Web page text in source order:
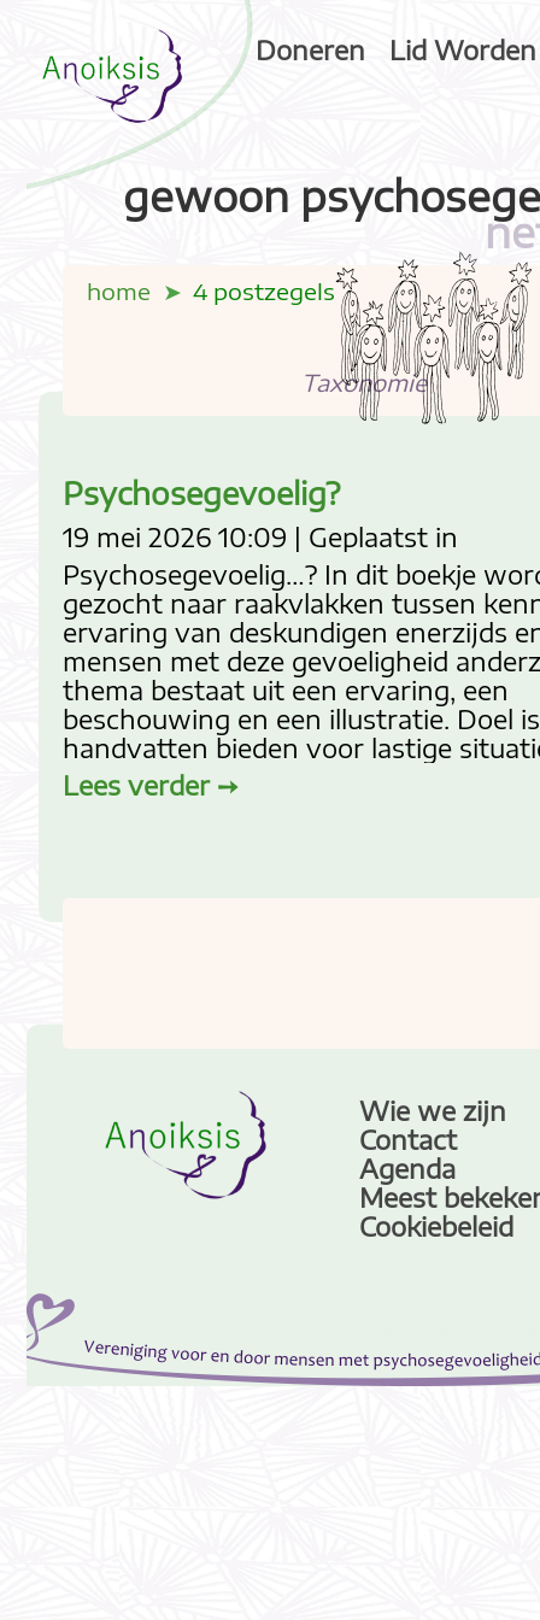
gewoon
Doneren Lid Worden
home 4 postzegels
Taxonomie
Psychosegevoelig?
19 mei 2026 10:09 | Geplaatst in
Psychosegevoelig…? In dit boekje
gezocht naar raakvlakken tussen
ervaring van deskundigen enerzijds
mensen met deze gevoeligheid
thema bestaat uit een ervaring, een
beschouwing en een illustratie. Doel is
handvatten bieden voor lastige
Lees verder ➙
Wie we zijn
Contact
Agenda
Meest
Cookiebeleid